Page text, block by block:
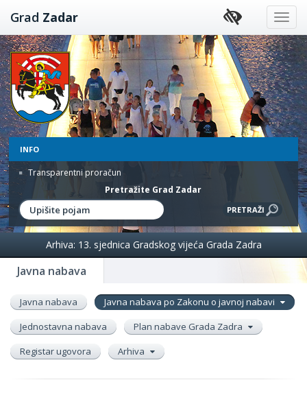
Preskoči
na
sadržaj
Grad Zadar
INFO
Transparentni proračun
Pretražite Grad Zadar
Javna nabava
Arhiva: 13. sjednica Gradskog vijeća Grada Zadra
Javna nabava
Javna nabava po Zakonu o javnoj nabavi
Jednostavna nabava
Plan nabave Grada Zadra
Registar ugovora
Arhiva